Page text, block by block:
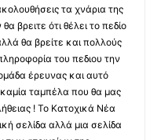
τα χνάρια της
βρειτε ότι θέλει το πεδίο
θα βρείτε και πολλούς
του πεδιου την
έρευνας και αυτό
καμία ταμπέλα που θα μας
! Το Κατοχικά Νέα
σελίδα αλλά μια σελίδα